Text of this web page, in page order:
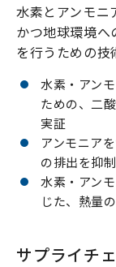
水素とアンモニ
かつ地球環境へ
を行うための技
水素・アン
ための、二
実証
アンモニア
の排出を抑
水素・アン
じた、熱量
サプライチ